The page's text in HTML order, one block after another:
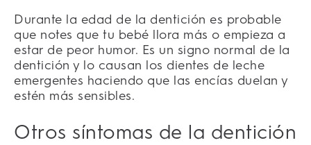
Durante la edad de la dentición es probable
que notes que tu bebé llora más o empieza a
estar de peor humor. Es un signo normal de la
dentición y lo causan los dientes de leche
emergentes haciendo que las encías duelan y
estén más sensibles.
Otros síntomas de la dentición